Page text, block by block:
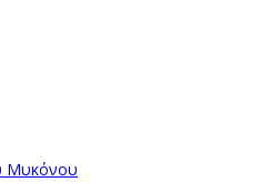
Μυκόνου